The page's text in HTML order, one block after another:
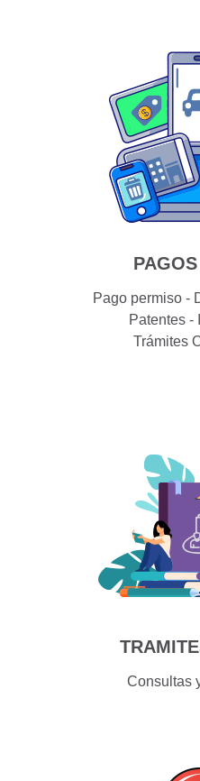
Pago permiso -
Patentes -
Trámites
Consultas